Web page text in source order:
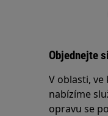
Objednejte
V oblasti, ve
nabízíme
opravu se